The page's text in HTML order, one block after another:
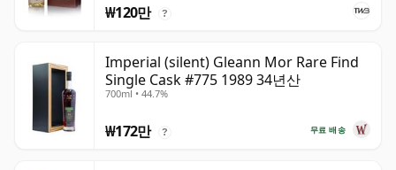
₩120만 ?
Imperial (silent) Gleann Mor Rare Find
Single Cask #775 1989 34년산
700ml • 44.7%
무료 배송
₩172만 ?